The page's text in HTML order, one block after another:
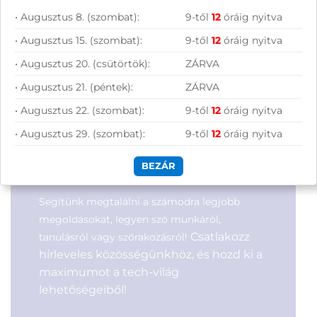
notebook (AD4Q0ET)
14″ WUXGA IPS kijelző
Ryzen 7 250, 16GB DDR5,
512GB SSD M.2 PCIe, integrált
billentyűzet, ujjlenyomat
olvasó, ezüst
Cikkszám:AD4Q0ET#AKC
Otthoni, irodai
laptopok
notebook
15,6″ FHD kijelző (1920×1080),
8GB DDR5, 512GB SSD M.2
PCIe, integrált VGA, LAN,
fekete
Kategória: Otthoni, irodai
Gyártó:Lenovo
200 900 Ft
Feliratkozás hírlevélre
Segítünk megtalálni a számodra legjobb
megoldásokat, legyen szó munkáról,
tanulásról vagy szórakozásról! Csatlakozz
hírleveles közösségünkhöz, és hozd ki a
maximumot a tech-világ
lehetőségeiből!
• Augusztus 8. (szombat): 9-től12 óráig nyitva
• Augusztus 15. (szombat):
9-től12 óráig nyitva
• Augusztus 20. (csütörtök):
ZÁRVA
• Augusztus 21. (péntek):
ZÁRVA
• Augusztus 22. (szombat):
9-től12 óráig nyitva
• Augusztus 29. (szombat):
9-től12 óráig nyitva
BEZÁR